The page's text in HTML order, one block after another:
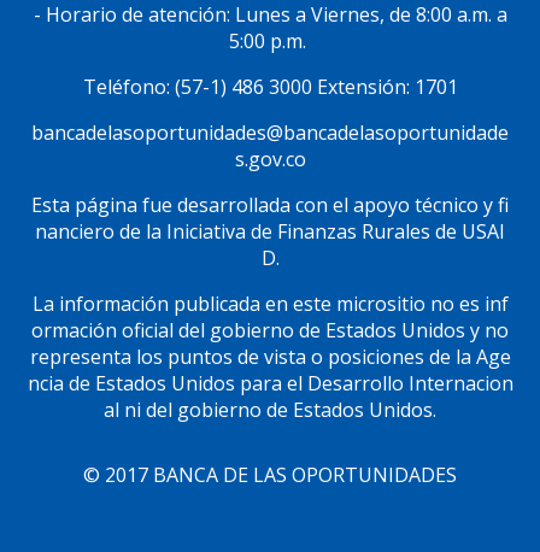
- Horario de atención: Lunes a Viernes, de 8:00 a.m. a
5:00 p.m.
Teléfono: (57-1) 486 3000 Extensión: 1701
bancadelasoportunidades@bancadelasoportunidade
s.gov.co
Esta página fue desarrollada con el apoyo técnico y fi
nanciero de la Iniciativa de Finanzas Rurales de USAI
D.
La información publicada en este micrositio no es inf
ormación oficial del gobierno de Estados Unidos y no
representa los puntos de vista o posiciones de la Age
ncia de Estados Unidos para el Desarrollo Internacion
al ni del gobierno de Estados Unidos.
© 2017 BANCA DE LAS OPORTUNIDADES